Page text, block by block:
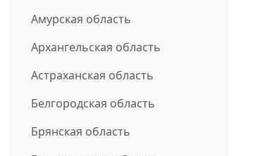
Амурская область
Архангельская область
Астраханская область
Белгородская область
Брянская область